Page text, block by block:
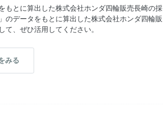
もとに算出した株式会社ホンダ四輪販売長崎の採
のデータをもとに算出した株式会社ホンダ四輪販
、ぜひ活用してください。
みる